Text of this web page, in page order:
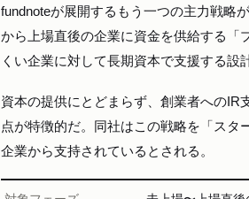
fundnoteが展開するもう一つの主力戦略
から上場直後の企業に資金を供給する「
くい企業に対して長期資本で支援する設
資本の提供にとどまらず、創業者へのIR
点が特徴的だ。同社はこの戦略を「スタ
企業から支持されているとされる。